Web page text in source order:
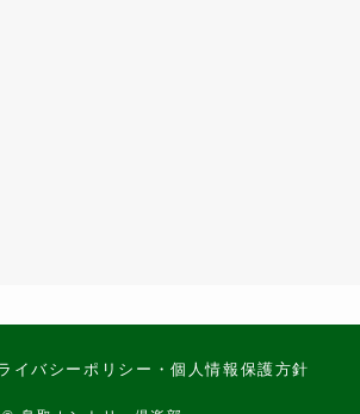
イバシーポリシー・個人情報保護方針